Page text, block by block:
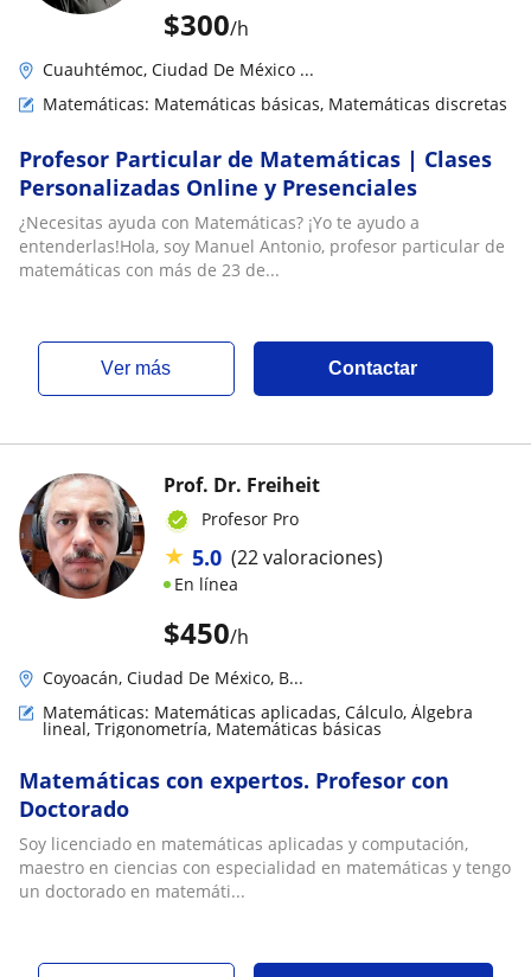
$300/h
Cuauhtémoc, Ciudad De México ...
Matemáticas: Matemáticas básicas, Matemáticas discretas
Profesor Particular de Matemáticas | Clases
Personalizadas Online y Presenciales
¿Necesitas ayuda con Matemáticas? ¡Yo te ayudo a
entenderlas!Hola, soy Manuel Antonio, profesor particular de
matemáticas con más de 23 de...
ver más Contactar
$450/h
Prof. Dr. Freiheit
Profesor Pro
★ 5.0 (22 valoraciones)
En línea
Coyoacán, Ciudad De México, B...
Matemáticas: Matemáticas aplicadas, Cálculo, Álgebra
lineal, Trigonometría, Matemáticas básicas
Matemáticas con expertos. Profesor con
Doctorado
Soy licenciado en matemáticas aplicadas y computación,
maestro en ciencias con especialidad en matemáticas y tengo
un doctorado en matemáti...